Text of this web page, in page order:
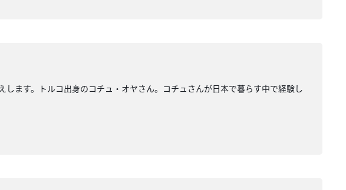
ます。トルコ出身のコチュ・オヤさん。コチュさんが日本で暮らす中で経験し